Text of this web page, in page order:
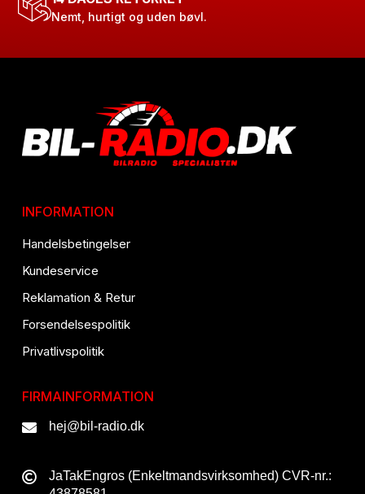
Nemt, hurtigt og uden bøvl.
INFORMATION
Handelsbetingelser
Kundeservice
Reklamation & Retur
Forsendelsespolitik
Privatlivspolitik
FIRMAINFORMATION
hej@bil-radio.dk
JaTakEngros (Enkeltmandsvirksomhed) CVR-nr.: